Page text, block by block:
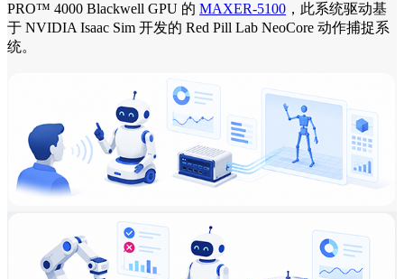
PRO™ 4000 Blackwell GPU 的 MAXER-5100 ，此系统驱动基
于 NVIDIA Isaac Sim 开发的 Red Pill Lab NeoCore 动作捕捉系
统。